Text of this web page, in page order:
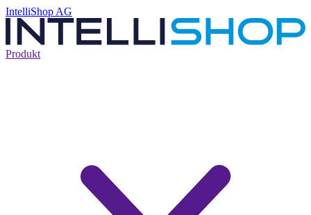
IntelliShop AG
Produkt